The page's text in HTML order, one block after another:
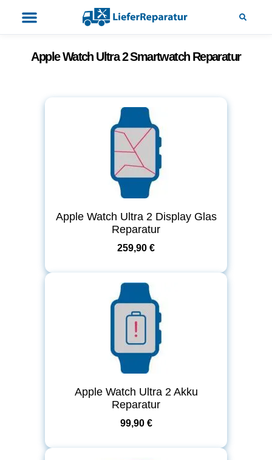
Apple Watch Ultra 2 Smartwatch Reparatur
Apple Watch Ultra 2 Display Glas
Reparatur
259,90 €
Apple Watch Ultra 2 Akku
Reparatur
99,90 €